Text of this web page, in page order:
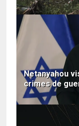
Netanyahou
crimes de